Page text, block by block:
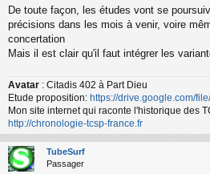
e
s
s
g
n
o
n
l
u
De toute façon, les études vont se
précisions dans les mois à venir, voire
concertation
Mais il est clair qu'il faut intégrer les
Avatar : Citadis 402 à Part Dieu
Etude proposition: https://drive.google.com/
Mon site internet qui raconte l'historique des
http://chronologie-tcsp-france.fr
TubeSurf
Passager